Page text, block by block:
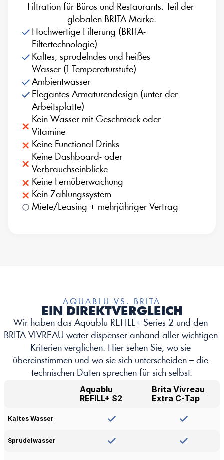
Filtration für Büros und Restaurants. Teil der
globalen BRITA-Marke.
Hochwertige Filterung (BRITA-
Filtertechnologie)
Kaltes, sprudelndes und heißes
Wasser (1 Temperaturstufe)
Ambientwasser
Elegantes Armaturendesign (unter der
Arbeitsplatte)
Kein Wasser mit Geschmack oder
Vitamine
Keine Functional Drinks
Keine Dashboard- oder
Verbrauchseinblicke
Keine Fernüberwachung
Kein Zahlungssystem
Miete/Leasing + mehrjähriger Vertrag
AQUABLU VS. BRITA
EIN DIREKTVERGLEICH
Wir haben das Aquablu REFILL+ Series 2 und den
BRITA VIVREAU water dispenser anhand aller wichtigen
Kriterien verglichen. Hier sehen Sie, wo sie
übereinstimmen und wo sie sich unterscheiden – die
technischen Daten sprechen für sich selbst.
Aquablu
REFILL+ S2
Brita Vivreau
Extra C-Tap
Kaltes Wasser
Sprudelwasser